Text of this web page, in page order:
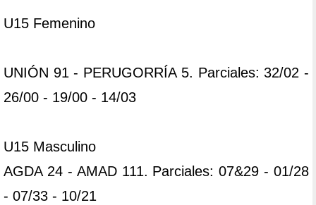
U15 Femenino
UNIÓN 91 - PERUGORRÍA 5. Parciales: 32/02 -
26/00 - 19/00 - 14/03
U15 Masculino
AGDA 24 - AMAD 111. Parciales: 07&29 - 01/28
- 07/33 - 10/21